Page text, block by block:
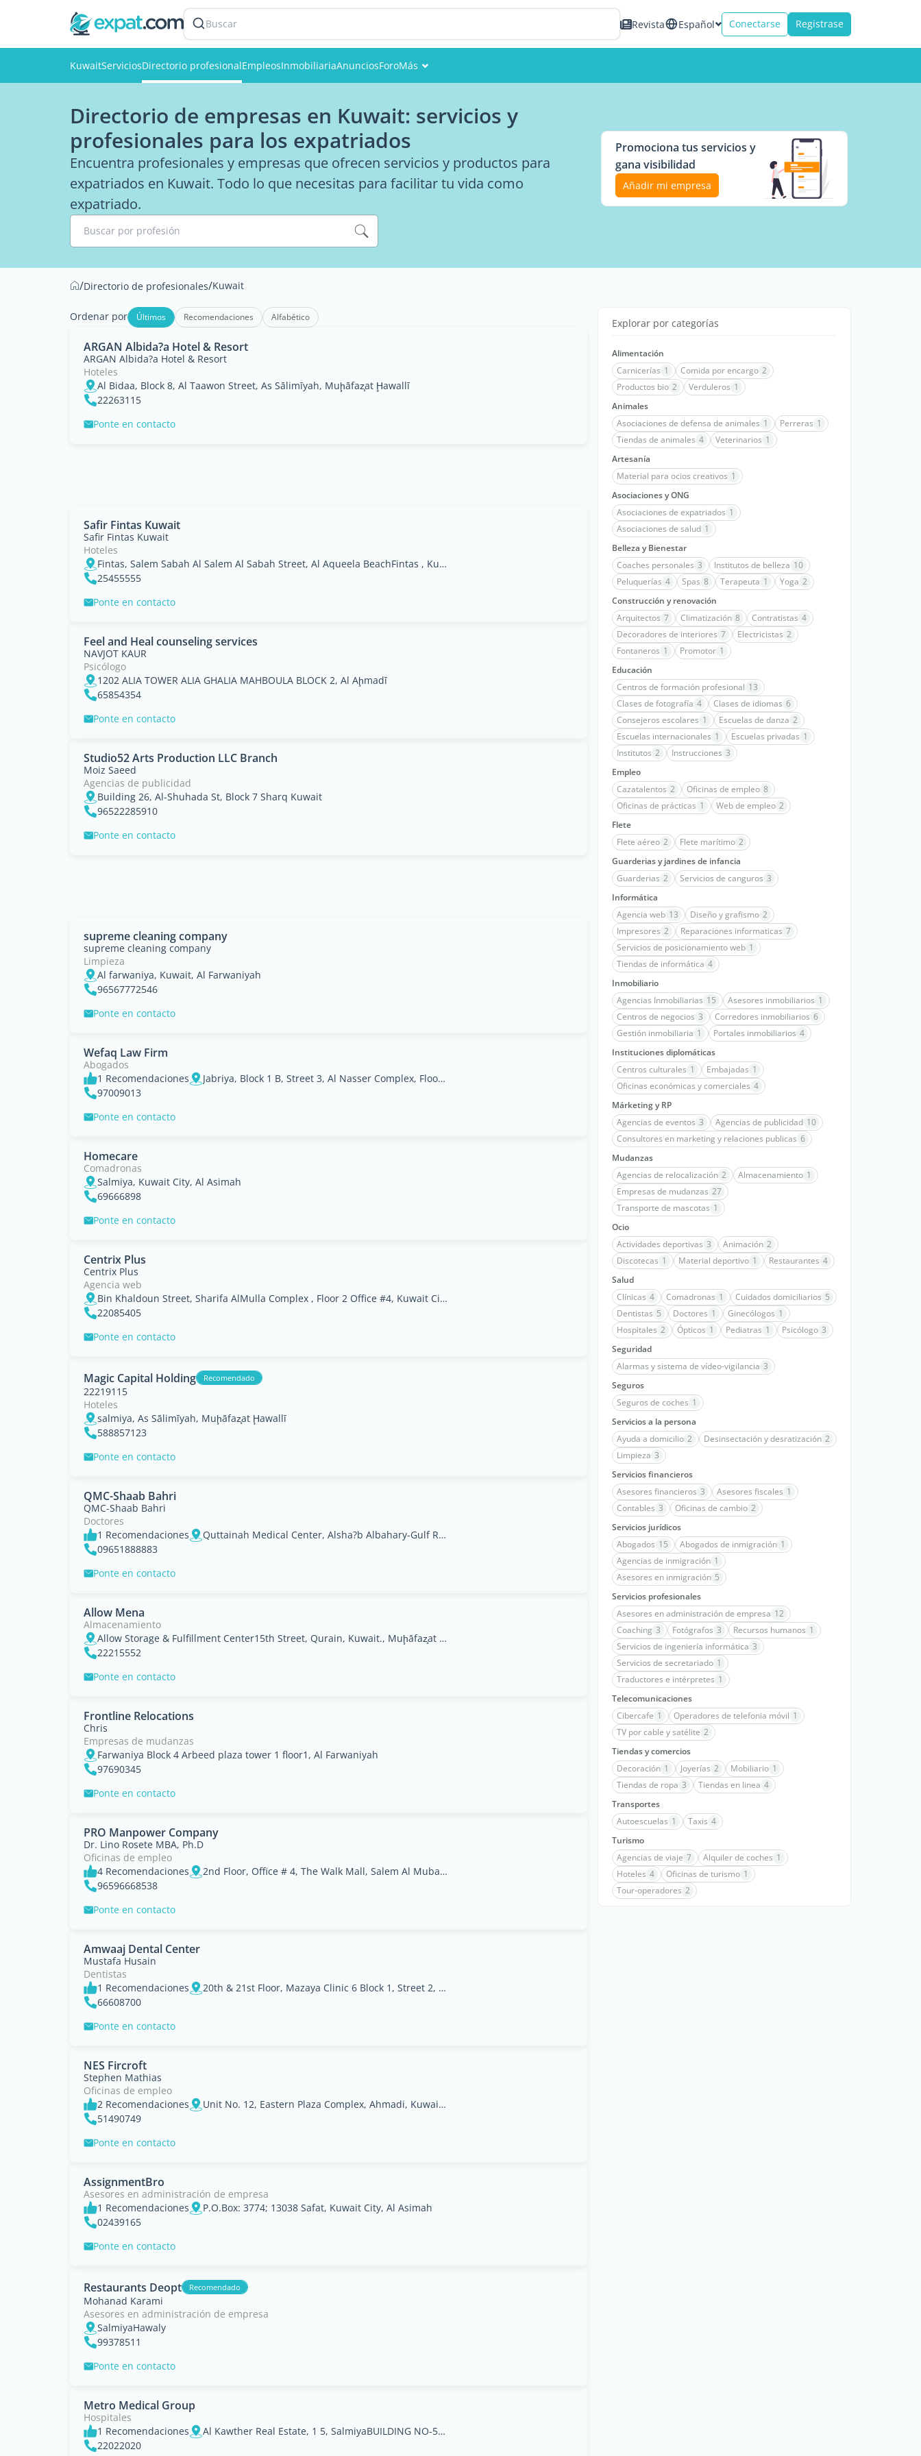
Buscar Revista Español Conectarse Registrase
KuwaitServiciosDirectorio profesionalEmpleosInmobiliariaAnunciosForoMás
Miembros
Fotos
Directorio de empresas en Kuwait: servicios y
profesionales para los expatriados
Encuentra profesionales y empresas que ofrecen servicios y productos para
expatriados en Kuwait. Todo lo que necesitas para facilitar tu vida como
expatriado.
Buscar por profesión
Promociona tus servicios y
gana visibilidad
Añadir mi empresa
/Directorio de profesionales/Kuwait
Ordenar por Últimos Recomendaciones Alfabético
ARGAN Albida?a Hotel & Resort
ARGAN Albida?a Hotel & Resort
Hoteles
Al Bidaa, Block 8, Al Taawon Street, As Sālimīyah, Muḩāfaz̧at Ḩawallī
22263115
Ponte en contacto
Safir Fintas Kuwait
Safir Fintas Kuwait
Hoteles
Fintas, Salem Sabah Al Salem Al Sabah Street, Al Aqueela BeachFintas , Kuwait, Al Finţās, Al Aḩmadī
25455555
Ponte en contacto
Feel and Heal counseling services
NAVJOT KAUR
Psicólogo
1202 ALIA TOWER ALIA GHALIA MAHBOULA BLOCK 2, Al Aḩmadī
65854354
Ponte en contacto
Studio52 Arts Production LLC Branch
Moiz Saeed
Agencias de publicidad
Building 26, Al-Shuhada St, Block 7 Sharq Kuwait
96522285910
Ponte en contacto
supreme cleaning company
supreme cleaning company
Limpieza
Al farwaniya, Kuwait, Al Farwaniyah
96567772546
Ponte en contacto
Wefaq Law Firm
Abogados
1 Recomendaciones
Jabriya, Block 1 B, Street 3, Al Nasser Complex, Floor 6, Office 23, Kuwait, Al Jābirīyah
97009013
Ponte en contacto
Homecare
Comadronas
Salmiya, Kuwait City, Al Asimah
69666898
Ponte en contacto
Centrix Plus
Centrix Plus
Agencia web
Bin Khaldoun Street, Sharifa AlMulla Complex , Floor 2 Office #4, Kuwait City, Al Asimah
22085405
Ponte en contacto
Magic Capital Holding Recomendado
22219115
Hoteles
salmiya, As Sālimīyah, Muḩāfaz̧at Ḩawallī
588857123
Ponte en contacto
QMC-Shaab Bahri
QMC-Shaab Bahri
Doctores
1 Recomendaciones
Quttainah Medical Center, Alsha?b Albahary-Gulf Road-Block 8, Kuwait City, Al Asimah
09651888883
Ponte en contacto
Allow Mena
Almacenamiento
Allow Storage & Fulfillment Center15th Street, Qurain, Kuwait., Muḩāfaz̧at Ḩawallī
22215552
Ponte en contacto
Frontline Relocations
Chris
Empresas de mudanzas
Farwaniya Block 4 Arbeed plaza tower 1 floor1, Al Farwaniyah
97690345
Ponte en contacto
PRO Manpower Company
Dr. Lino Rosete MBA, Ph.D
Oficinas de empleo
4 Recomendaciones
2nd Floor, Office # 4, The Walk Mall, Salem Al Mubarak St, Salmiya 20004, As Sālimīyah, Muḩāfaz̧at Ḩawallī
96596668538
Ponte en contacto
Amwaaj Dental Center
Mustafa Husain
Dentistas
1 Recomendaciones
20th & 21st Floor, Mazaya Clinic 6 Block 1, Street 2, Lane 4, Plot 41 Ras-Al, Salmiya 20002, As Sālimīyah, Muḩāfaz̧at Ḩawallī
66608700
Ponte en contacto
NES Fircroft
Stephen Mathias
Oficinas de empleo
2 Recomendaciones
Unit No. 12, Eastern Plaza Complex, Ahmadi, Kuwait, Al Aḩmadī
51490749
Ponte en contacto
AssignmentBro
Asesores en administración de empresa
1 Recomendaciones
P.O.Box: 3774; 13038 Safat, Kuwait City, Al Asimah
02439165
Ponte en contacto
Restaurants Deopt Recomendado
Mohanad Karami
Asesores en administración de empresa
SalmiyaHawaly
99378511
Ponte en contacto
Metro Medical Group
Hospitales
1 Recomendaciones
Al Kawther Real Estate, 1 5, SalmiyaBUILDING NO-51,BLOCK-10,STREET-1, As Sālimīyah, Muḩāfaz̧at Ḩawallī
22022020
Explorar por categorías
Alimentación
Carnicerías 1 Comida por encargo 2
Productos bio 2 Verduleros 1
Animales
Asociaciones de defensa de animales 1 Perreras 1
Tiendas de animales 4 Veterinarios 1
Artesanía
Material para ocios creativos 1
Asociaciones y ONG
Asociaciones de expatriados 1
Asociaciones de salud 1
Belleza y Bienestar
Coaches personales 3 Institutos de belleza 10
Peluquerías 4 Spas 8 Terapeuta 1 Yoga 2
Construcción y renovación
Arquitectos 7 Climatización 8 Contratistas 4
Decoradores de interiores 7 Electricistas 2
Fontaneros 1 Promotor 1
Educación
Centros de formación profesional 13
Clases de fotografía 4 Clases de idiomas 6
Consejeros escolares 1 Escuelas de danza 2
Escuelas internacionales 1 Escuelas privadas 1
Institutos 2 Instrucciones 3
Empleo
Cazatalentos 2 Oficinas de empleo 8
Oficinas de prácticas 1 Web de empleo 2
Flete
Flete aéreo 2 Flete marítimo 2
Guarderias y jardines de infancia
Guarderias 2 Servicios de canguros 3
Informática
Agencia web 13 Diseño y grafismo 2
Impresores 2 Reparaciones informaticas 7
Servicios de posicionamiento web 1
Tiendas de informática 4
Inmobiliario
Agencias Inmobiliarias 15 Asesores inmobiliarios 1
Centros de negocios 3 Corredores inmobiliarios 6
Gestión inmobiliaria 1 Portales inmobiliarios 4
Instituciones diplomáticas
Centros culturales 1 Embajadas 1
Oficinas económicas y comerciales 4
Márketing y RP
Agencias de eventos 3 Agencias de publicidad 10
Consultores en marketing y relaciones publicas 6
Mudanzas
Agencias de relocalización 2 Almacenamiento 1
Empresas de mudanzas 27
Transporte de mascotas 1
Ocio
Actividades deportivas 3 Animación 2
Discotecas 1 Material deportivo 1 Restaurantes 4
Salud
Clínicas 4 Comadronas 1 Cuidados domiciliarios 5
Dentistas 5 Doctores 1 Ginecólogos 1
Hospitales 2 Ópticos 1 Pediatras 1 Psicólogo 3
Seguridad
Alarmas y sistema de vídeo-vigilancia 3
Seguros
Seguros de coches 1
Servicios a la persona
Ayuda a domicilio 2 Desinsectación y desratización 2
Limpieza 3
Servicios financieros
Asesores financieros 3 Asesores fiscales 1
Contables 3 Oficinas de cambio 2
Servicios jurídicos
Abogados 15 Abogados de inmigración 1
Agencias de inmigración 1
Asesores en inmigración 5
Servicios profesionales
Asesores en administración de empresa 12
Coaching 3 Fotógrafos 3 Recursos humanos 1
Servicios de ingeniería informática 3
Servicios de secretariado 1
Traductores e intérpretes 1
Telecomunicaciones
Cibercafe 1 Operadores de telefonia móvil 1
TV por cable y satélite 2
Tiendas y comercios
Decoración 1 Joyerías 2 Mobiliario 1
Tiendas de ropa 3 Tiendas en linea 4
Transportes
Autoescuelas 1 Taxis 4
Turismo
Agencias de viaje 7 Alquiler de coches 1
Hoteles 4 Oficinas de turismo 1
Tour-operadores 2